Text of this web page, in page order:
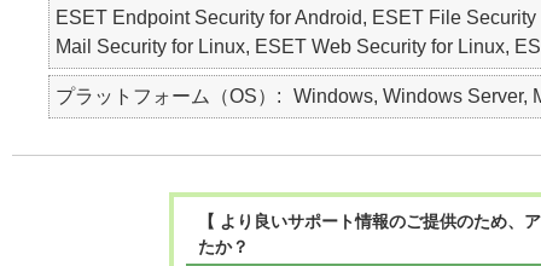
ESET Endpoint Security for Android, ESET File
Mail Security for Linux, ESET Web Security for Linux,
プラットフォーム（OS） Windows, Windows Server,
【 より良いサポート情報のご提供のため
たか？